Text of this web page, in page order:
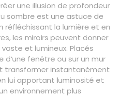
une illusion de profondeur
sombre est une astuce de
réfléchissant la lumière et en
les miroirs peuvent donner
vaste et lumineux. Placés
fenêtre ou sur un mur
transformer instantanément
lui apportant luminosité et
environnement plus